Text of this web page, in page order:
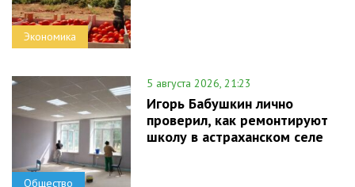
Экономика
Общество
5 августа 2026, 21:23
Игорь Бабушкин лично
проверил, как ремонтируют
школу в астраханском селе